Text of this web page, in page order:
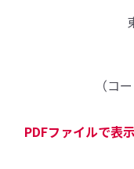
（コ
PDFファイルで表